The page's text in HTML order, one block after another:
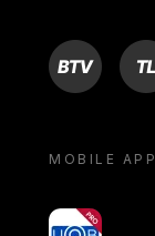
BTV TL
MOBILE APP
yoU@B